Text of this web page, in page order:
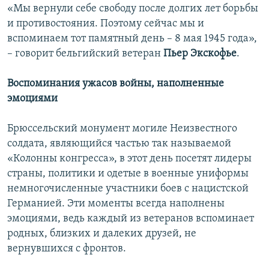
«Мы вернули себе свободу после долгих лет борьбы
и противостояния. Поэтому сейчас мы и
вспоминаем тот памятный день – 8 мая 1945 года»,
– говорит бельгийский ветеран Пьер Экскофье.
Воспоминания ужасов войны, наполненные
эмоциями
Брюссельский монумент могиле Неизвестного
солдата, являющийся частью так называемой
«Колонны конгресса», в этот день посетят лидеры
страны, политики и одетые в военные униформы
немногочисленные участники боев с нацистской
Германией. Эти моменты всегда наполнены
эмоциями, ведь каждый из ветеранов вспоминает
родных, близких и далеких друзей, не
вернувшихся с фронтов.